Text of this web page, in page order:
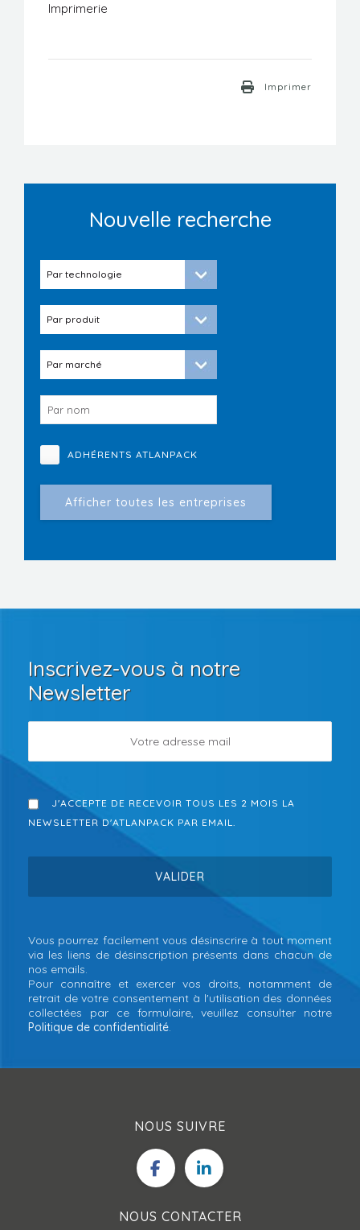
Imprimerie
Imprimer
Nouvelle recherche
ADHÉRENTS ATLANPACK
Inscrivez-vous à notre
Newsletter
J'ACCEPTE DE RECEVOIR TOUS LES 2 MOIS LA
NEWSLETTER D'ATLANPACK PAR EMAIL.
Vous pourrez facilement vous désinscrire à tout moment
via les liens de désinscription présents dans chacun de
nos emails.
Pour connaître et exercer vos droits, notamment de
retrait de votre consentement à l'utilisation des données
collectées par ce formulaire, veuillez consulter notre
Politique de confidentialité.
NOUS SUIVRE
NOUS CONTACTER